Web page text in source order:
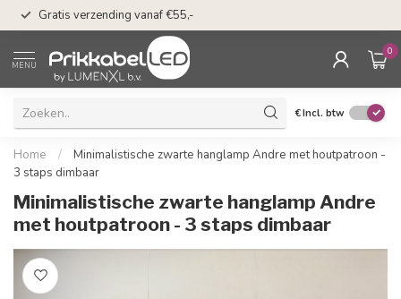
Gratis verzending vanaf €55,-
MENU
0
€Incl. btw
Home /
Minimalistische zwarte hanglamp Andre met houtpatroon -
3 staps dimbaar
Minimalistische zwarte hanglamp Andre
met houtpatroon - 3 staps dimbaar